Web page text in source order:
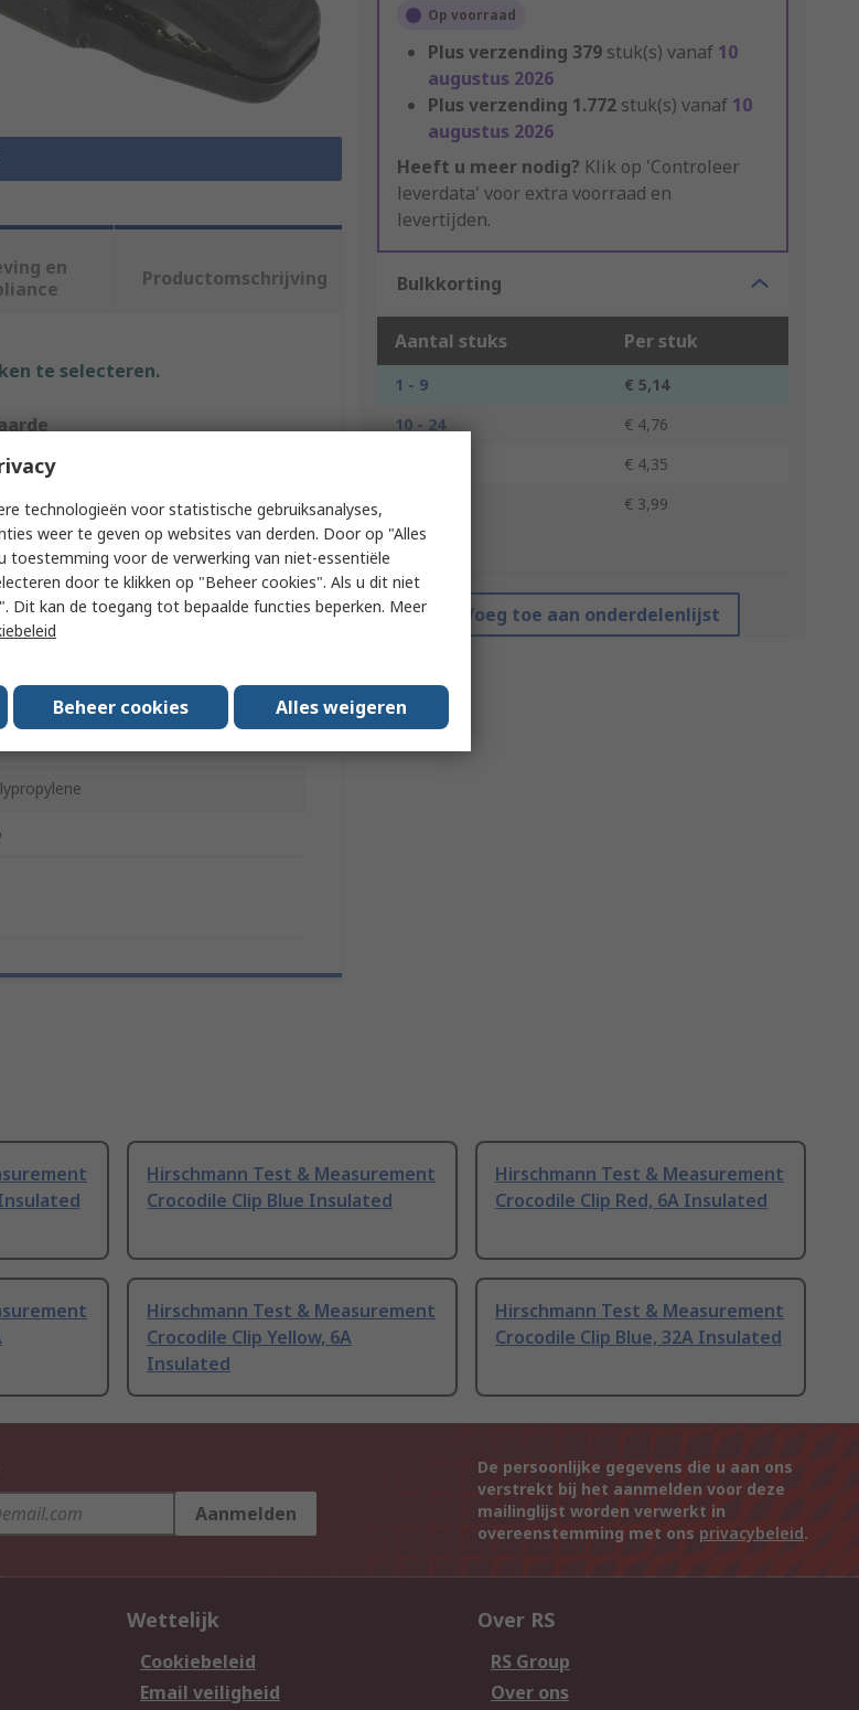
Op voorraad
Plus verzending 379 stuk(s) vanaf 10
augustus 2026
Plus verzending 1.772 stuk(s) vanaf 10
augustus 2026
Heeft u meer nodig? Klik op 'Controleer
leverdata' voor extra voorraad en
levertijden.
Bulkkorting
Aantal stuks Per stuk
1 - 9
€ 5,14
10 - 24
€ 4,76
€ 4,35
€ 3,99
*prijsindicatie
Voeg toe aan onderdelenlijst
en
Productomschrijving
te selecteren.
Test & Measurement
Clip
Hirschmann Test & Measurement
Crocodile Clip Blue Insulated
Hirschmann Test & Measurement
Crocodile Clip Red, 6A Insulated
Hirschmann Test & Measurement
Crocodile Clip Yellow, 6A
Insulated
Hirschmann Test & Measurement
Crocodile Clip Blue, 32A Insulated
Aanmelden
De persoonlijke gegevens die u aan ons
verstrekt bij het aanmelden voor deze
mailinglijst worden verwerkt in
overeenstemming met ons privacybeleid.
Wettelijk
Cookiebeleid
Email veiligheid
Over RS
RS Group
Over ons
technologieën voor statistische gebruiksanalyses,
weer te geven op websites van derden. Door op "Alles
toestemming voor de verwerking van niet-essentiële
door te klikken op "Beheer cookies". Als u dit niet
Dit kan de toegang tot bepaalde functies beperken. Meer
Beheer cookies Alles weigeren